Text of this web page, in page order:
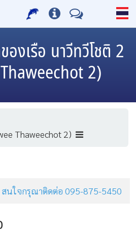
องเรือ นาวีทวีโชติ 2
2)
Thaweechot 2)
นใจกรุณาติดต่อ 095-875-5450